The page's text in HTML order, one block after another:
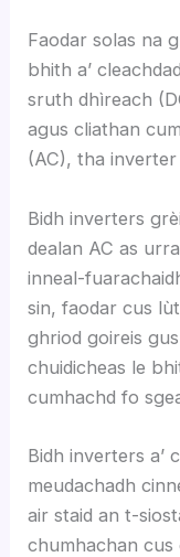
Faodar solas na
bhith a’
sruth dhìreach
agus cliathan
(AC), tha
Bidh inverters
dealan AC as
inneal-
sin, faodar cus
ghriod goireis
chuidicheas le
cumhachd fo
Bidh inverters a’
meudachadh
air staid an t-
chumhachan cus